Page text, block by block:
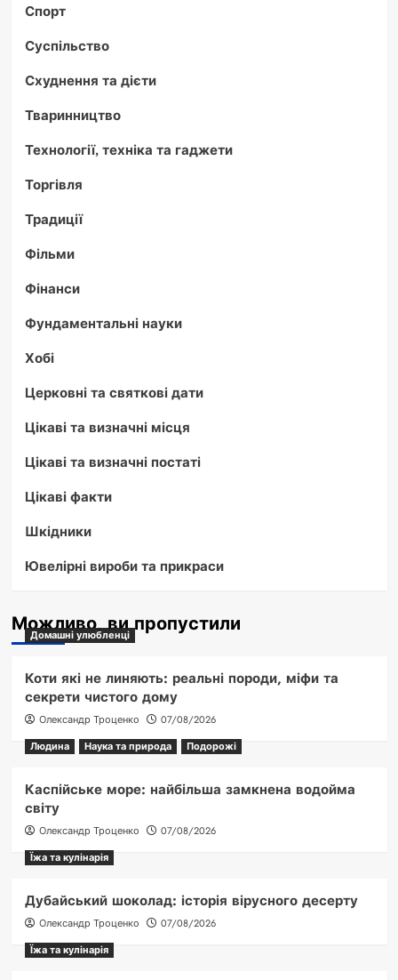
Спорт
Суспільство
Схуднення та дієти
Тваринництво
Технології, техніка та гаджети
Торгівля
Традиції
Фільми
Фінанси
Фундаментальні науки
Хобі
Церковні та святкові дати
Цікаві та визначні місця
Цікаві та визначні постаті
Цікаві факти
Шкідники
Ювелірні вироби та прикраси
Можливо, ви пропустили
Домашні улюбленці
Коти які не линяють: реальні породи, міфи та
секрети чистого дому
Олександр Троценко
07/08/2026
Людина
Наука та природа Подорожі
Каспійське море: найбільша замкнена водойма
світу
Олександр Троценко
07/08/2026
Їжа та кулінарія
Дубайський шоколад: історія вірусного десерту
Олександр Троценко
07/08/2026
Їжа та кулінарія